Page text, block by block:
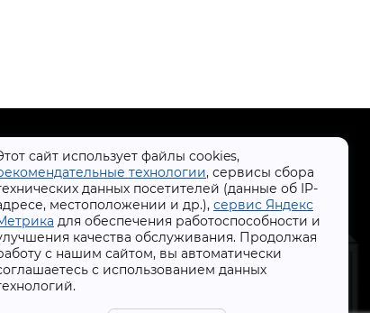
сайт использует файлы cookies,
технологии, сервисы сбора
данных посетителей (данные об IP-
местоположении и др.), сервис Яндекс
для обеспечения работоспособности и
качества обслуживания. Продолжая
с нашим сайтом, вы автоматически
с использованием данных
приложение
+7 (4832) 31-77-77